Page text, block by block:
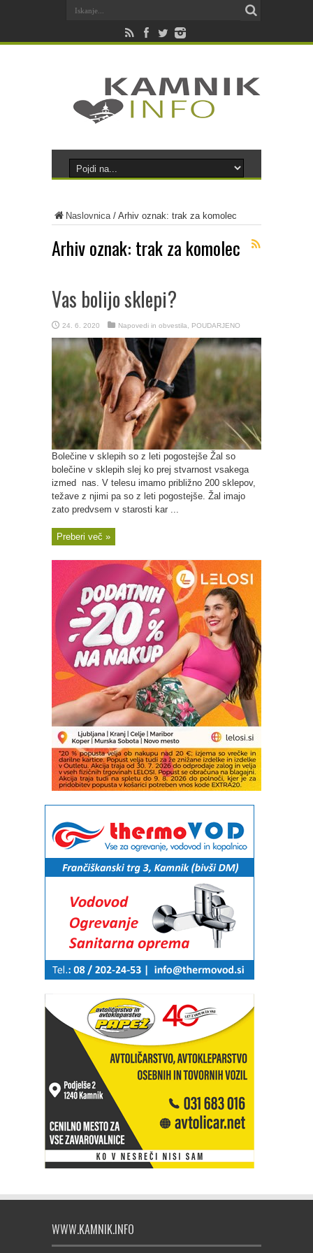
Naslovnica/ Arhiv oznak: trak za komolec
Arhiv oznak: trak za komolec
Vas bolijo sklepi?
24. 6. 2020 Napovedi in obvestila POUDARJENO
Bolečine v sklepih so z leti pogostejše Žal so
bolečine v sklepih slej ko prej stvarnost vsakega
izmed nas. V telesu imamo približno 200 sklepov,
težave z njimi pa so z leti pogostejše. Žal imajo
zato predvsem v starosti kar ...
Preberi več »
WWW.KAMNIK.INFO